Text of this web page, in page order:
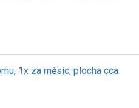
1x za měsíc, plocha cca